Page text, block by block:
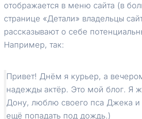
отображается в меню сайта (в
странице «Детали» владельцы
рассказывают о себе
Например, так:
Привет! Днём я курьер, а
надежды актёр. Это мой блог. Я
Дону, люблю своего пса Джека и
ещё попадать под дождь.)